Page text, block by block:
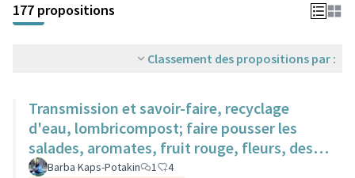
177 propositions
Classement des propositions par :
Transmission et savoir-faire, recyclage
d'eau, lombricompost; faire pousser les
salades, aromates, fruit rouge, fleurs, des
surfaces sur des toits.
Barba Kaps-Potakin 1
4